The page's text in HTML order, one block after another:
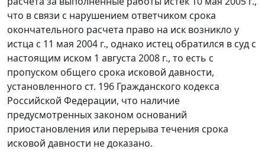
что в связи с нарушением ответчиком срока
окончательного расчета право на иск возникло у
истца с 11 мая 2004 г., однако истец обратился в суд с
настоящим иском 1 августа 2008 г., то есть с
пропуском общего срока исковой давности,
установленного ст. 196 Гражданского кодекса
Российской Федерации, что наличие
предусмотренных законом оснований
приостановления или перерыва течения срока
исковой давности не доказано.